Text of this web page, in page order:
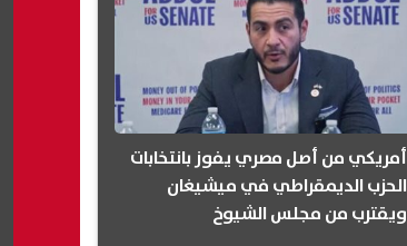
أمريكي من أصل مصري يفوز بانتخابات
الحزب الديمقراطي في ميشيغان
ويقترب من مجلس الشيوخ